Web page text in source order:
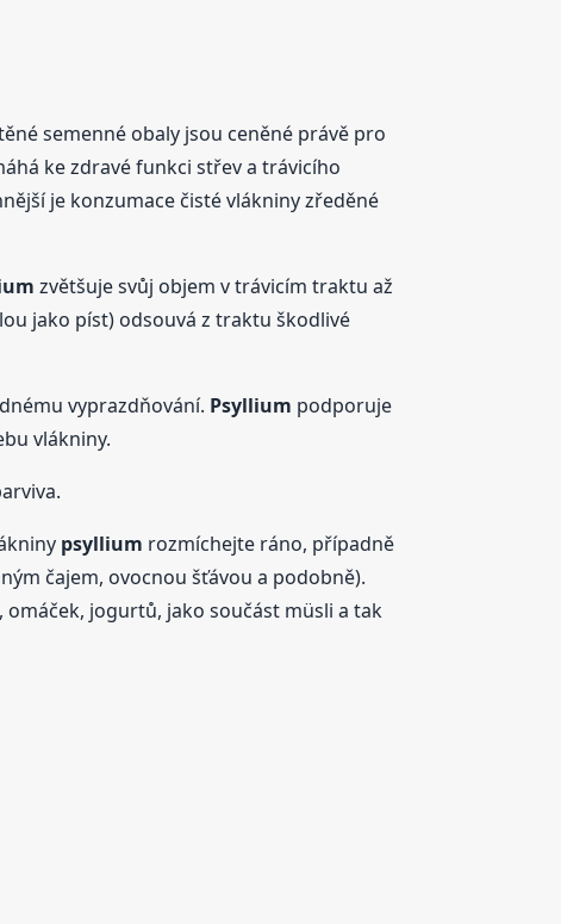
semenné obaly jsou ceněné právě pro
ke zdravé funkci střev a trávicího
je konzumace čisté vlákniny zředěné
zvětšuje svůj objem v trávicím traktu až
jako píst) odsouvá z traktu škodlivé
vyprazdňování. Psyllium podporuje
vlákniny.
psyllium rozmíchejte ráno, případně
čajem, ovocnou šťávou a podobně).
jogurtů, jako součást müsli a tak